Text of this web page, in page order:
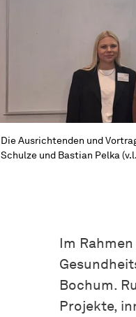
Die Ausrichtenden und
Schulze und Bastian Pelka
Im
Bochum.
Projekte,